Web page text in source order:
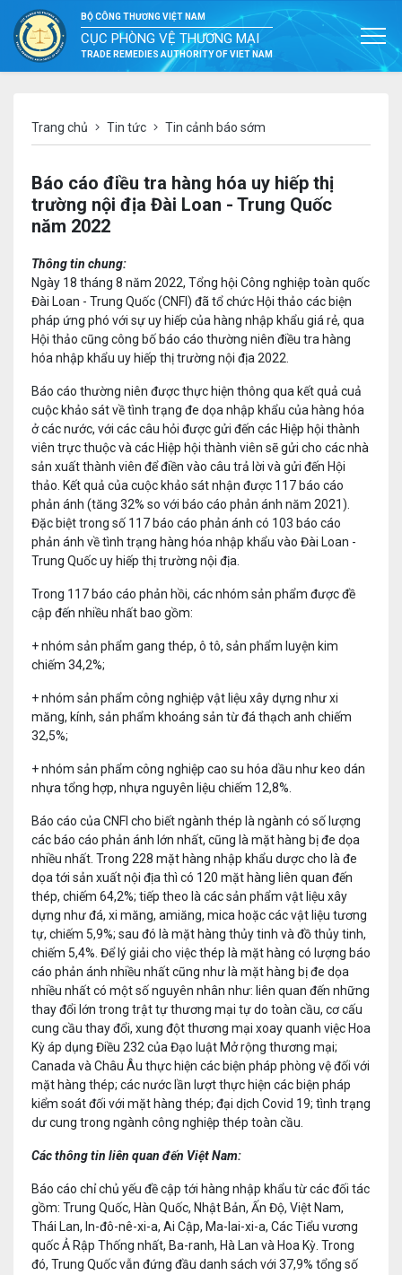
BỘ CÔNG THƯƠNG VIỆT NAM
CỤC PHÒNG VỆ THƯƠNG MẠI
TRADE REMEDIES AUTHORITY OF VIET NAM
Trang chủ Tin tức Tin cảnh báo sớm
Báo cáo điều tra hàng hóa uy hiếp thị
trường nội địa Đài Loan - Trung Quốc
năm 2022
Thông tin chung:
Ngày 18 tháng 8 năm 2022, Tổng hội Công nghiệp toàn quốc
Đài Loan - Trung Quốc (CNFI) đã tổ chức Hội thảo các biện
pháp ứng phó với sự uy hiếp của hàng nhập khẩu giá rẻ, qua
Hội thảo cũng công bố báo cáo thường niên điều tra hàng
hóa nhập khẩu uy hiếp thị trường nội địa 2022.
Báo cáo thường niên được thực hiện thông qua kết quả cuả
cuộc khảo sát về tình trạng đe dọa nhập khẩu của hàng hóa
ở các nước, với các câu hỏi được gửi đến các Hiệp hội thành
viên trực thuộc và các Hiệp hội thành viên sẽ gửi cho các nhà
sản xuất thành viên để điền vào câu trả lời và gửi đến Hội
thảo. Kết quả của cuộc khảo sát nhận được 117 báo cáo
phản ánh (tăng 32% so với báo cáo phản ánh năm 2021).
Đặc biệt trong số 117 báo cáo phản ánh có 103 báo cáo
phản ánh về tình trạng hàng hóa nhập khẩu vào Đài Loan -
Trung Quốc uy hiếp thị trường nội địa.
Trong 117 báo cáo phản hồi, các nhóm sản phẩm được đề
cập đến nhiều nhất bao gồm:
+ nhóm sản phẩm gang thép, ô tô, sản phẩm luyện kim
chiếm 34,2%;
+ nhóm sản phẩm công nghiệp vật liệu xây dựng như xi
măng, kính, sản phẩm khoáng sản từ đá thạch anh chiếm
32,5%;
+ nhóm sản phẩm công nghiệp cao su hóa dầu như keo dán
nhựa tổng hợp, nhựa nguyên liệu chiếm 12,8%.
Báo cáo của CNFI cho biết ngành thép là ngành có số lượng
các báo cáo phản ánh lớn nhất, cũng là mặt hàng bị đe dọa
nhiều nhất. Trong 228 mặt hàng nhập khẩu dược cho là đe
dọa tới sản xuất nội địa thì có 120 mặt hàng liên quan đến
thép, chiếm 64,2%; tiếp theo là các sản phẩm vật liệu xây
dựng như đá, xi măng, amiăng, mica hoặc các vật liệu tương
tự, chiếm 5,9%; sau đó là mặt hàng thủy tinh và đồ thủy tinh,
chiếm 5,4%. Để lý giải cho việc thép là mặt hàng có lượng báo
cáo phản ánh nhiều nhất cũng như là mặt hàng bị đe dọa
nhiều nhất có một số nguyên nhân như: liên quan đến những
thay đổi lớn trong trật tự thương mại tự do toàn cầu, cơ cấu
cung cầu thay đổi, xung đột thương mại xoay quanh việc Hoa
Kỳ áp dụng Điều 232 của Đạo luật Mở rộng thương mại;
Canada và Châu Âu thực hiện các biện pháp phòng vệ đối với
mặt hàng thép; các nước lần lượt thực hiện các biện pháp
kiểm soát đối với mặt hàng thép; đại dịch Covid 19; tình trạng
dư cung trong ngành công nghiệp thép toàn cầu.
Các thông tin liên quan đến Việt Nam:
Báo cáo chỉ chủ yếu đề cập tới hàng nhập khẩu từ các đối tác
gồm: Trung Quốc, Hàn Quốc, Nhật Bản, Ấn Độ, Việt Nam,
Thái Lan, In-đô-nê-xi-a, Ai Cập, Ma-lai-xi-a, Các Tiểu vương
quốc Ả Rập Thống nhất, Ba-ranh, Hà Lan và Hoa Kỳ. Trong
đó, Trung Quốc vẫn đứng đầu danh sách với 37,9% tổng số